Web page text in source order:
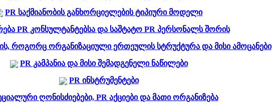
PR საქმიანობის განხორციელების ტიპიური მოდელი
PR კონსულტანტებსა და საშტატო PR პერსონალს შორის
როგორც ორგანიზაციული ერთეულის სტრუქტურა და მისი ამოცანები
PR კამპანია და მისი შემადგენელი ნაწილები
PR ინსტრუმენტები
ღონისძიებები, PR აქციები და მათი ორგანიზება